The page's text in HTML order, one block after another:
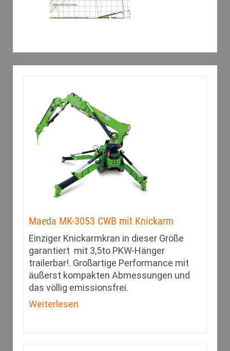
Maeda MK-3053 CWB mit Knickarm
Einziger Knickarmkran in dieser Größe
garantiert mit 3,5to PKW-Hänger
trailerbar!. Großartige Performance mit
äußerst kompakten Abmessungen und
das völlig emissionsfrei.
Weiterlesen